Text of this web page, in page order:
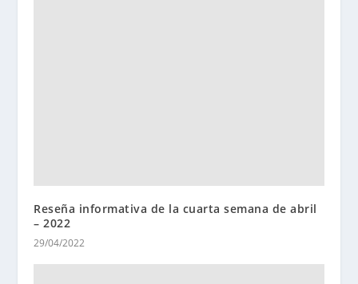
Reseña informativa de la cuarta semana de abril
– 2022
29/04/2022